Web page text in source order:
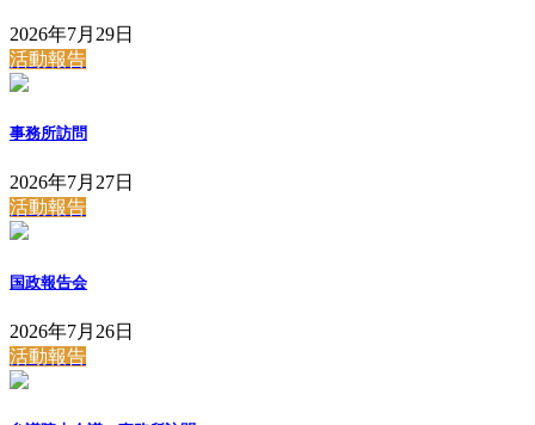
2026年7月29日
活動報告
事務所訪問
2026年7月27日
活動報告
国政報告会
2026年7月26日
活動報告